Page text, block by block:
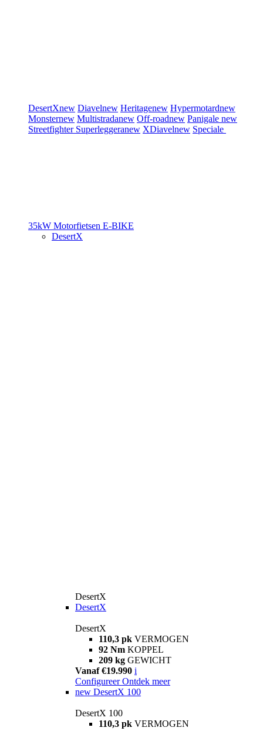
DesertXnew Diavelnew Heritagenew Hypermotardnew
Monsternew Multistradanew Off-roadnew Panigale new
Streetfighter Superleggeranew XDiavelnew Speciale
35kW Motorfietsen E-BIKE
DesertX
DesertX
DesertX
DesertX
110,3 pk VERMOGEN
92 Nm KOPPEL
209 kg GEWICHT
Vanaf €19.990 i
Configureer Ontdek meer
new DesertX 100
DesertX 100
110,3 pk VERMOGEN